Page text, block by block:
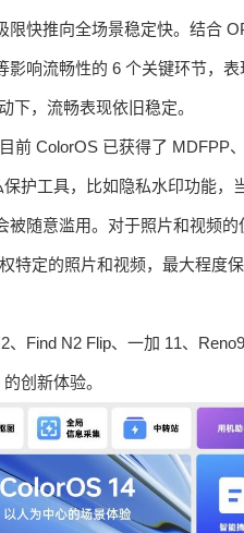
快推向全场景稳定快。结合
响流畅性的 6 个关键环节，
下，流畅表现依旧稳定。
前 ColorOS 已获得了 MDFPP
护工具，比如隐私水印功能，
随意滥用。对于照片和视频
特定的照片和视频，最大程度
Find N2 Flip、一加 11、
创新体验。